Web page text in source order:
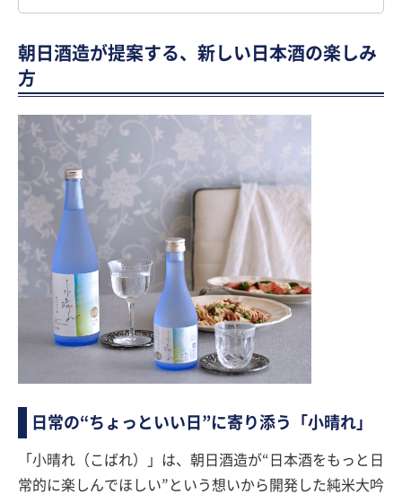
朝日酒造が提案する、新しい日本酒の楽しみ
方
日常の“ちょっといい日”に寄り添う「小晴れ」
「小晴れ（こばれ）」は、朝日酒造が“日本酒をもっと日
常的に楽しんでほしい”という想いから開発した純米大吟